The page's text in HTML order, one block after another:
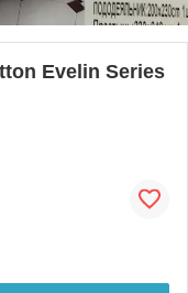
Evelin Series